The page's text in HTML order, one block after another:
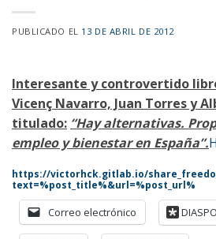
PUBLICADO EL 13 DE ABRIL DE 2012
Interesante y controvertido
Vicenç Navarro, Juan Torres y
titulado: “Hay alternativas.
empleo y bienestar en España”.
https://victorhck.gitlab.io/
text=%post_title%&url=%post_url%
Correo electrónico